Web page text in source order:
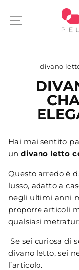
SITE
divano
Hai mai sentito
undivano letto
Questo arredo è
lusso, adatto a
negli ultimi anni
proporre articoli
qualsiasi
Se sei curiosa di
divano letto, sei
l’articolo.